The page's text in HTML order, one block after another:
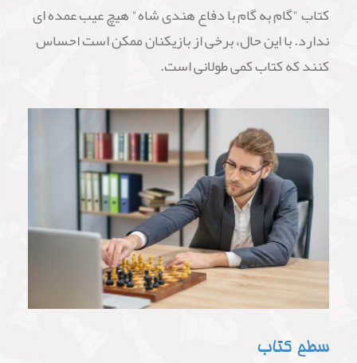
کتاب "گام به گام با دفاع هندی شاه" هیچ عیب عمده ای
ندارد. با این حال، برخی از بازیکنان ممکن است احساس
کنند که کتاب کمی طولانی است.
سطح کتاب